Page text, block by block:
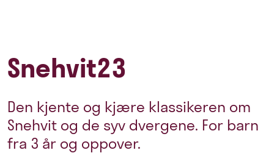
Snehvit23
Den kjente og kjære klassikeren om
Snehvit og de syv dvergene. For barn
fra 3 år og oppover.